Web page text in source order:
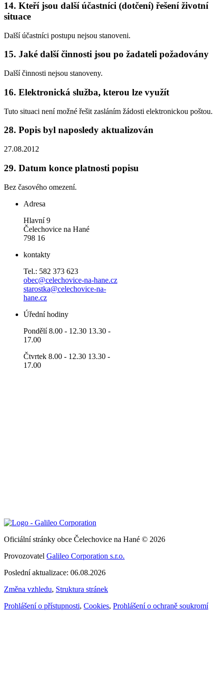
14. Kteří jsou další účastníci (dotčení) řešení životní
situace
Další účastníci postupu nejsou stanoveni.
15. Jaké další činnosti jsou po žadateli požadovány
Další činnosti nejsou stanoveny.
16. Elektronická služba, kterou lze využít
Tuto situaci není možné řešit zasláním žádosti elektronickou poštou.
28. Popis byl naposledy aktualizován
27.08.2012
29. Datum konce platnosti popisu
Bez časového omezení.
Adresa
Hlavní 9
Čelechovice na Hané
798 16
kontakty
Tel.: 582 373 623
obec@celechovice-na-hane.cz
starostka@celechovice-na-
hane.cz
Úřední hodiny
Pondělí 8.00 - 12.30 13.30 -
17.00
Čtvrtek 8.00 - 12.30 13.30 -
17.00
Oficiální stránky obce Čelechovice na Hané © 2026
Provozovatel Galileo Corporation s.r.o.
Poslední aktualizace: 06.08.2026
Změna vzhledu, Struktura stránek
Prohlášení o přístupnosti, Cookies, Prohlášení o ochraně soukromí